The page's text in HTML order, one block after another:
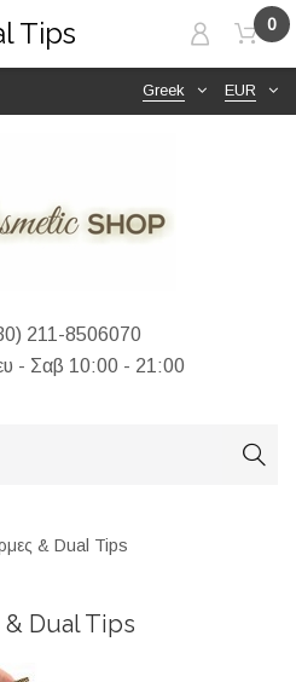
EUR
Greek
211-8506070
- Σαβ 10:00 - 21:00
0
& Dual Tips
& Dual Tips
Tips